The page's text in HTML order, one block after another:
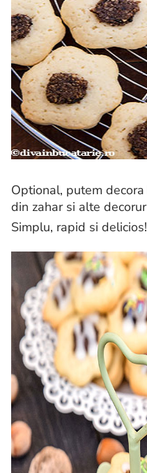
Optional, putem
din zahar si alte
Simplu, rapid si